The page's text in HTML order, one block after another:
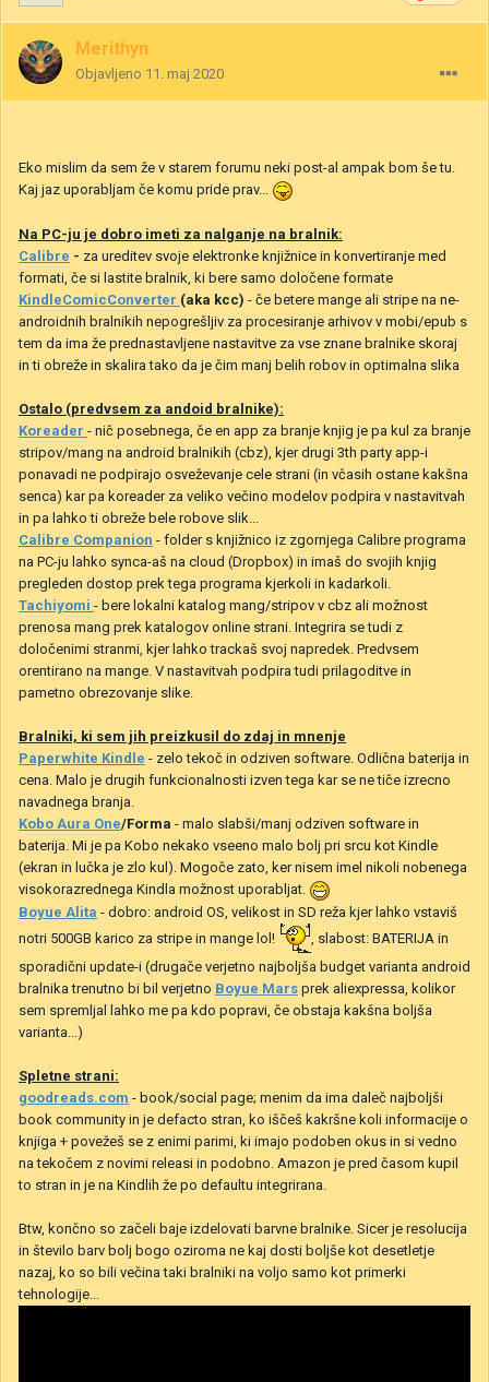
Merithyn
Objavljeno 11. maj 2020
Eko mislim da sem že v starem forumu neki post-al ampak bom še tu.
Kaj jaz uporabljam če komu pride prav...
Na PC-ju je dobro imeti za nalganje na bralnik:
Calibre - za ureditev svoje elektronke knjižnice in konvertiranje med
formati, če si lastite bralnik, ki bere samo določene formate
KindleComicConverter (aka kcc) - če betere mange ali stripe na ne-
androidnih bralnikih nepogrešljiv za procesiranje arhivov v mobi/epub s
tem da ima že prednastavljene nastavitve za vse znane bralnike skoraj
in ti obreže in skalira tako da je čim manj belih robov in optimalna slika
Ostalo (predvsem za andoid bralnike):
Koreader - nič posebnega, če en app za branje knjig je pa kul za branje
stripov/mang na android bralnikih (cbz), kjer drugi 3th party app-i
ponavadi ne podpirajo osveževanje cele strani (in včasih ostane kakšna
senca) kar pa koreader za veliko večino modelov podpira v nastavitvah
in pa lahko ti obreže bele robove slik...
Calibre Companion - folder s knjižnico iz zgornjega Calibre programa
na PC-ju lahko synca-aš na cloud (Dropbox) in imaš do svojih knjig
pregleden dostop prek tega programa kjerkoli in kadarkoli.
Tachiyomi - bere lokalni katalog mang/stripov v cbz ali možnost
prenosa mang prek katalogov online strani. Integrira se tudi z
določenimi stranmi, kjer lahko trackaš svoj napredek. Predvsem
orentirano na mange. V nastavitvah podpira tudi prilagoditve in
pametno obrezovanje slike.
Bralniki, ki sem jih preizkusil do zdaj in mnenje
Paperwhite Kindle - zelo tekoč in odziven software. Odlična baterija in
cena. Malo je drugih funkcionalnosti izven tega kar se ne tiče izrecno
navadnega branja.
Kobo Aura One/Forma - malo slabši/manj odziven software in
baterija. Mi je pa Kobo nekako vseeno malo bolj pri srcu kot Kindle
(ekran in lučka je zlo kul). Mogoče zato, ker nisem imel nikoli nobenega
visokorazrednega Kindla možnost uporabljat.
Boyue Alita - dobro: android OS, velikost in SD reža kjer lahko vstaviš
notri 500GB karico za stripe in mange lol!
, slabost: BATERIJA in
sporadični update-i (drugače verjetno najboljša budget varianta android
bralnika trenutno bi bil verjetno Boyue Mars prek aliexpressa, kolikor
sem spremljal lahko me pa kdo popravi, če obstaja kakšna boljša
varianta...)
Spletne strani:
goodreads.com - book/social page; menim da ima daleč najboljši
book community in je defacto stran, ko iščeš kakršne koli informacije o
knjiga + povežeš se z enimi parimi, ki imajo podoben okus in si vedno
na tekočem z novimi releasi in podobno. Amazon je pred časom kupil
to stran in je na Kindlih že po defaultu integrirana.
Btw, končno so začeli baje izdelovati barvne bralnike. Sicer je resolucija
in število barv bolj bogo oziroma ne kaj dosti boljše kot desetletje
nazaj, ko so bili večina taki bralniki na voljo samo kot primerki
tehnologije...